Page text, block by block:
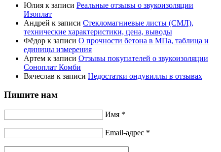
Юлия к записи Реальные отзывы о звукоизоляции
Изоплат
Андрей к записи Стекломагниевые листы (СМЛ),
технические характеристики, цена, выводы
Фёдор к записи О прочности бетона в МПа, таблица и
единицы измерения
Артем к записи Отзывы покупателей о звукоизоляции
Соноплат Комби
Вячеслав к записи Недостатки ондувиллы в отзывах
Пишите нам
Имя *
Email-адрес *